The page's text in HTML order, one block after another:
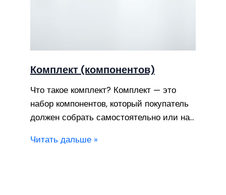
Комплект (компонентов)
Что такое комплект? Комплект — это
набор компонентов, который покупатель
должен собрать самостоятельно или на…
Читать дальше »